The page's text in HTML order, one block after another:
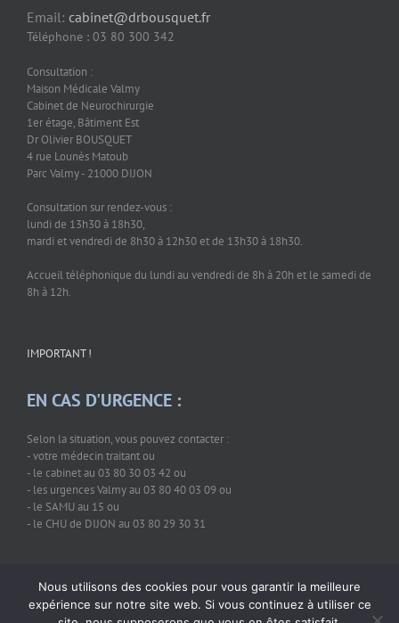
Email: cabinet@drbousquet.fr
Téléphone : 03 80 300 342
Consultation :
Maison Médicale Valmy
Cabinet de Neurochirurgie
1er étage, Bâtiment Est
Dr Olivier BOUSQUET
4 rue Lounès Matoub
Parc Valmy - 21000 DIJON
Consultation sur rendez-vous :
lundi de 13h30 à 18h30,
mardi et vendredi de 8h30 à 12h30 et de 13h30 à 18h30.
Accueil téléphonique du lundi au vendredi de 8h à 20h et le samedi de
8h à 12h.
IMPORTANT !
EN CAS D'URGENCE :
Selon la situation, vous pouvez contacter :
- votre médecin traitant ou
- le cabinet au 03 80 30 03 42 ou
- les urgences Valmy au 03 80 40 03 09 ou
- le SAMU au 15 ou
- le CHU de DIJON au 03 80 29 30 31
Nous utilisons des cookies pour vous garantir la meilleure
expérience sur notre site web. Si vous continuez à utiliser ce